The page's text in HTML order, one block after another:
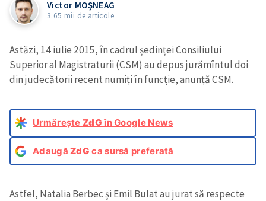
Victor MOŞNEAG
3.65 mii de articole
Astăzi, 14 iulie 2015, în cadrul ședinței Consiliului
Superior al Magistraturii (CSM) au depus jurămîntul doi
din judecătorii recent numiți în funcție, anunță CSM.
Urmărește ZdGîn Google News
AdaugăZdG ca sursă preferată
Astfel, Natalia Berbec și Emil Bulat au jurat să respecte